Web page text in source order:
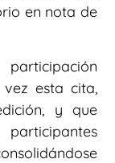
en nota de
esta cita,
y que